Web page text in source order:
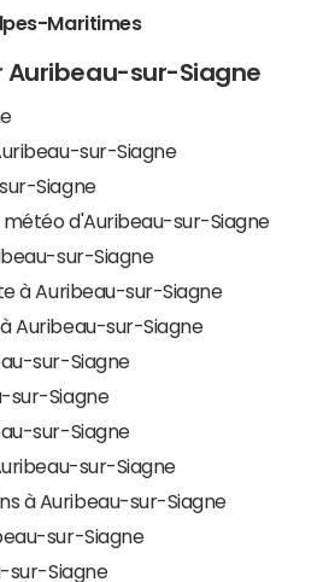
Maritimes
Auribeau-sur-Siagne
sur-Siagne
Siagne
d'Auribeau-sur-Siagne
sur-Siagne
à Auribeau-sur-Siagne
Auribeau-sur-Siagne
sur-Siagne
sur-Siagne
sur-Siagne
sur-Siagne
à Auribeau-sur-Siagne
sur-Siagne
sur-Siagne